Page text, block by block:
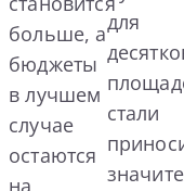
больше, а
бюджеты
в лучшем
случае
остаются
на
для
стали